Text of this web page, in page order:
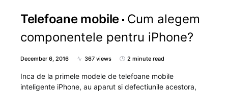
Telefoane mobile Cum alegem
componentele pentru iPhone?
December 6, 2016 367 views 2 minute read
Inca de la primele modele de telefoane mobile
inteligente iPhone, au aparut si defectiunile acestora,